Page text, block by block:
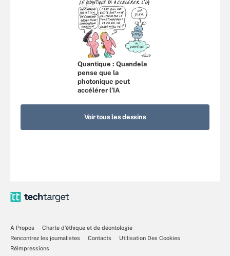
Quantique : Quandela
pense que la
photonique peut
accélérer l’IA
Voir tous les dessins
À Propos
Charte d’éthique et de déontologie
Rencontrez les journalistes
Contacts
Utilisation Des Cookies
Réimpressions